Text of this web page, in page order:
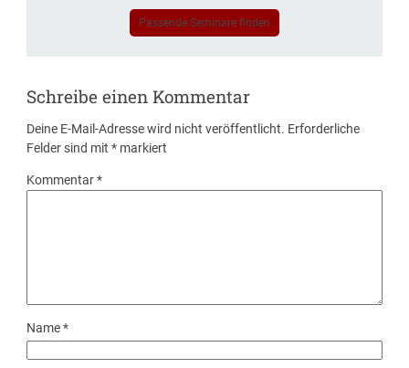
Passende Seminare finden
Schreibe einen Kommentar
Deine E-Mail-Adresse wird nicht veröffentlicht. Erforderliche
Felder sind mit* markiert
Kommentar*
Name*